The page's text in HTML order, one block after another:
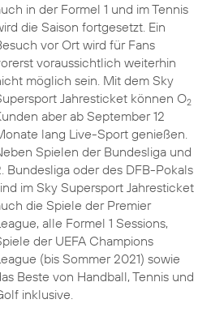
in der Formel 1 und im Tennis
die Saison fortgesetzt. Ein
vor Ort wird für Fans
voraussichtlich weiterhin
möglich sein. Mit dem Sky
Jahresticket können O2
aber ab September 12
lang Live-Sport genießen.
Spielen der Bundesliga und
Bundesliga oder des DFB-Pokals
im Sky Supersport Jahresticket
die Spiele der Premier
alle Formel 1 Sessions,
der UEFA Champions
(bis Sommer 2021) sowie
Beste von Handball, Tennis und
inklusive.